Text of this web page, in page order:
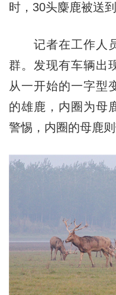
时，30头麋鹿被送到
记者在工作人员
群。发现有车辆出
从一开始的一字型
的雄鹿，内圈为母
警惕，内圈的母鹿